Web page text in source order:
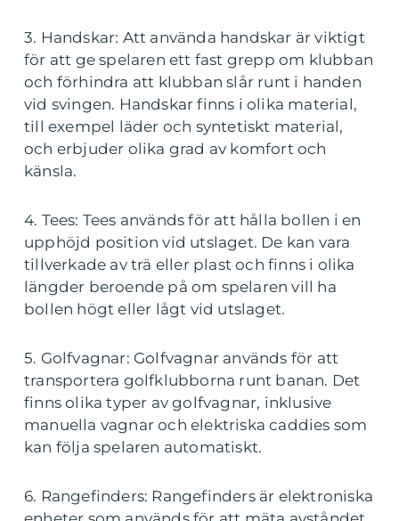
3. Handskar: Att använda handskar är viktigt
för att ge spelaren ett fast grepp om klubban
och förhindra att klubban slår runt i handen
vid svingen. Handskar finns i olika material,
till exempel läder och syntetiskt material,
och erbjuder olika grad av komfort och
känsla.
4. Tees: Tees används för att hålla bollen i en
upphöjd position vid utslaget. De kan vara
tillverkade av trä eller plast och finns i olika
längder beroende på om spelaren vill ha
bollen högt eller lågt vid utslaget.
5. Golfvagnar: Golfvagnar används för att
transportera golfklubborna runt banan. Det
finns olika typer av golfvagnar, inklusive
manuella vagnar och elektriska caddies som
kan följa spelaren automatiskt.
6. Rangefinders: Rangefinders är elektroniska